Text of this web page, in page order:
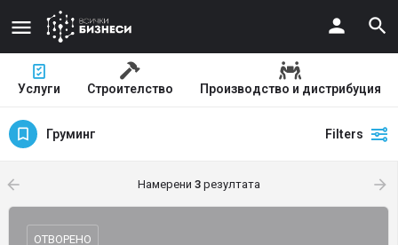
Услуги Строителство Производство и дистрибуция
Груминг Filters
arrow_backward Намерени 3резултата arrow_forward
ОТВОРЕНО